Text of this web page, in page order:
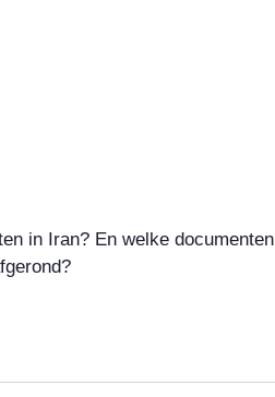
in Iran? En welke documenten